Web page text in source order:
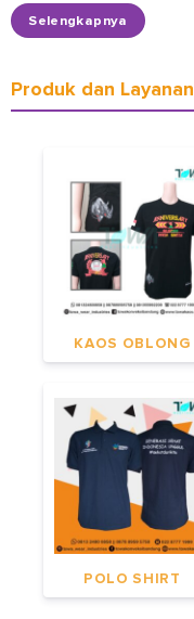
Selengkapnya
Produk dan Layanan
KAOS OBLONG
POLO SHIRT